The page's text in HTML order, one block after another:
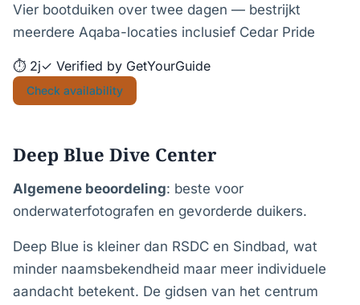
Vier bootduiken over twee dagen — bestrijkt
meerdere Aqaba-locaties inclusief Cedar Pride
⏱ 2j✓ Verified by GetYourGuide
Check availability
Deep Blue Dive Center
Algemene beoordeling: beste voor
onderwaterfotografen en gevorderde duikers.
Deep Blue is kleiner dan RSDC en Sindbad, wat
minder naamsbekendheid maar meer individuele
aandacht betekent. De gidsen van het centrum